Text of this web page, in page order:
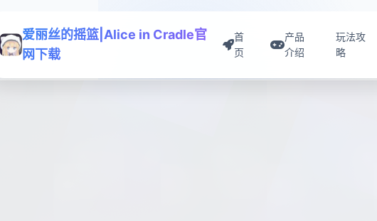
爱丽丝的摇篮|Alice in Cradle官
网下载
首
页
产品
介绍
玩法攻
略